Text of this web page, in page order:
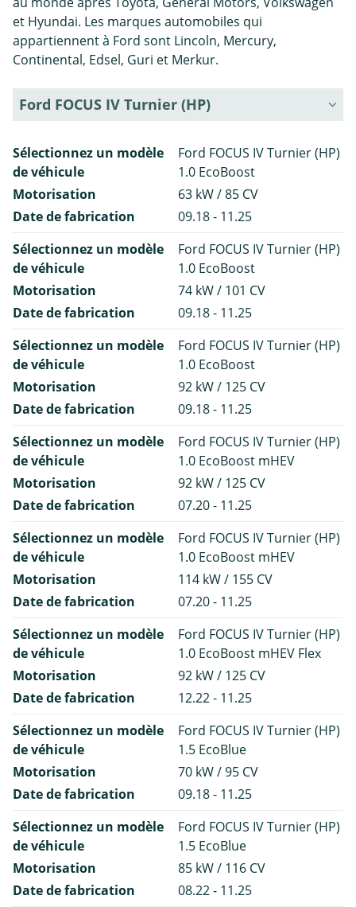
et Hyundai. Les marques automobiles qui
appartiennent à Ford sont Lincoln, Mercury,
Continental, Edsel, Guri et Merkur.
Ford FOCUS IV Turnier (HP)
Sélectionnez un modèle
de véhicule
Ford FOCUS IV Turnier (HP)
1.0 EcoBoost
Motorisation
63 kW / 85 CV
Date de fabrication
09.18 - 11.25
Sélectionnez un modèle
de véhicule
Ford FOCUS IV Turnier (HP)
1.0 EcoBoost
Motorisation
74 kW / 101 CV
Date de fabrication
09.18 - 11.25
Sélectionnez un modèle
de véhicule
Ford FOCUS IV Turnier (HP)
1.0 EcoBoost
Motorisation
92 kW / 125 CV
Date de fabrication
09.18 - 11.25
Sélectionnez un modèle
de véhicule
Ford FOCUS IV Turnier (HP)
1.0 EcoBoost mHEV
Motorisation
92 kW / 125 CV
Date de fabrication
07.20 - 11.25
Sélectionnez un modèle
de véhicule
Ford FOCUS IV Turnier (HP)
1.0 EcoBoost mHEV
Motorisation
114 kW / 155 CV
Date de fabrication
07.20 - 11.25
Sélectionnez un modèle
de véhicule
Ford FOCUS IV Turnier (HP)
1.0 EcoBoost mHEV Flex
Motorisation
92 kW / 125 CV
Date de fabrication
12.22 - 11.25
Sélectionnez un modèle
de véhicule
Ford FOCUS IV Turnier (HP)
1.5 EcoBlue
Motorisation
70 kW / 95 CV
Date de fabrication
09.18 - 11.25
Sélectionnez un modèle
de véhicule
Ford FOCUS IV Turnier (HP)
1.5 EcoBlue
Motorisation
85 kW / 116 CV
Date de fabrication
08.22 - 11.25